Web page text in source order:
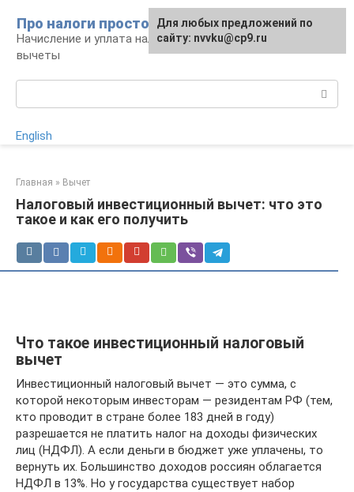
контенту
Про налоги просто
Начисление и уплата налогов, налоговые
вычеты
English
Главная » Вычет
Налоговый инвестиционный вычет: что это
такое и как его получить
Что такое инвестиционный налоговый
вычет
Инвестиционный налоговый вычет — это сумма, с
которой некоторым инвесторам — резидентам РФ (тем,
кто проводит в стране более 183 дней в году)
разрешается не платить налог на доходы физических
лиц (НДФЛ). А если деньги в бюджет уже уплачены, то
вернуть их. Большинство доходов россиян облагается
НДФЛ в 13%. Но у государства существует набор
Для любых предложений по
сайту: nvvku@cp9.ru